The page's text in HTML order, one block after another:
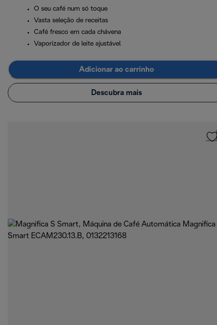
O seu café num só toque
Vasta seleção de receitas
Café fresco em cada chávena
Vaporizador de leite ajustável
Adicionar ao carrinho
Descubra mais